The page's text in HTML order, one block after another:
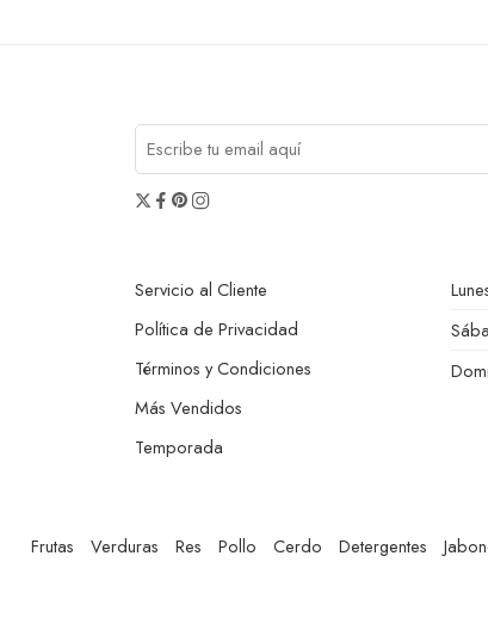
Servicio al Cliente
Política de Privacidad
Términos y Condiciones
Más Vendidos
Temporada
Frutas Verduras Res Pollo Cerdo Detergentes